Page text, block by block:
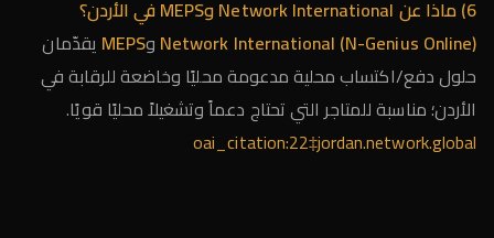
6) ماذا عن Network International وMEPS في الأردن؟
Network International (N-Genius Online) وMEPS يقدّمان
حلول دفع/اكتساب محلية مدعومة محليًا وخاضعة للرقابة في
الأردن؛ مناسبة للمتاجر التي تحتاج دعماً وتشغيلاً محليًا قويًا.
oai_citation:22‡jordan.network.global